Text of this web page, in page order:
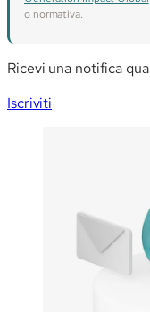
o normativa.
Ricevi una notifica
Iscriviti